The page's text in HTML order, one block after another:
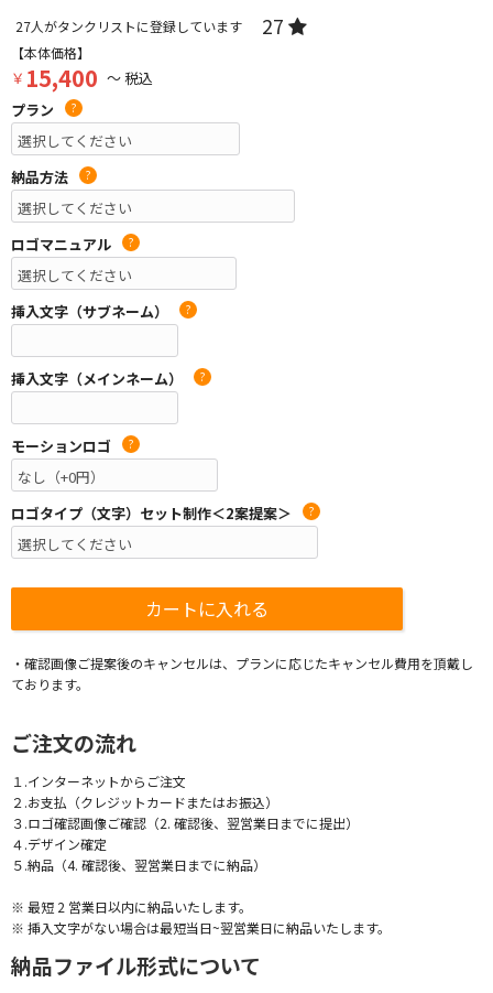
27人がタンクリストに登録しています 27
【本体価格】
￥ 15,400 ～ 税込
プラン
?
納品方法 ?
ロゴマニュアル ?
挿入文字（サブネーム） ?
挿入文字（メインネーム） ?
モーションロゴ ?
ロゴタイプ（文字）セット制作＜2案提案＞ ?
・確認画像ご提案後のキャンセルは、プランに応じたキャンセル費用を頂戴し
ております。
ご注文の流れ
１.インターネットからご注文
２.お支払（クレジットカードまたはお振込）
３.ロゴ確認画像ご確認（2. 確認後、翌営業日までに提出）
４.デザイン確定
５.納品（4. 確認後、翌営業日までに納品）
※ 最短 2 営業日以内に納品いたします。
※ 挿入文字がない場合は最短当日~翌営業日に納品いたします。
納品ファイル形式について